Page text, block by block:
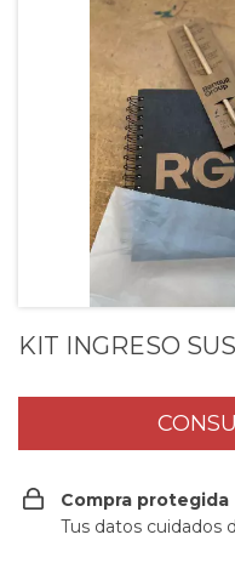
KIT INGRESO
Compra protegida
Tus datos cuidados